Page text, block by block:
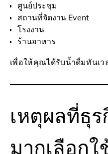
ศูนย์ประชุม
สถานที่จัดงาน Event
โรงงาน
ร้านอาหาร
เพื่อให้คุณได้รับน้ำดื่มทันเว
เหตุผลที่ธุ
มากเลือก